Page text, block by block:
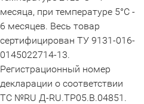
месяца, при температуре 5°С -
6 месяцев. Весь товар
сертифицирован ТУ 9131-016-
0145022714-13.
Регистрационный номер
декларации о соответствии
ТС №RU Д-RU.TP05.B.04851.